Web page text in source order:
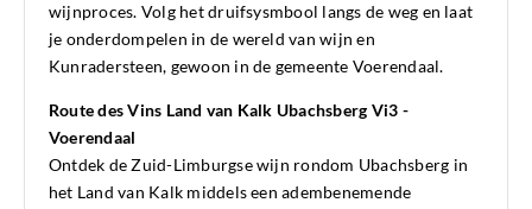
wijnproces. Volg het druifsysmbool langs de weg en laat
je onderdompelen in de wereld van wijn en
Kunradersteen, gewoon in de gemeente Voerendaal.
Route des Vins Land van Kalk Ubachsberg Vi3 -
Voerendaal
Ontdek de Zuid-Limburgse wijn rondom Ubachsberg in
het Land van Kalk middels een adembenemende